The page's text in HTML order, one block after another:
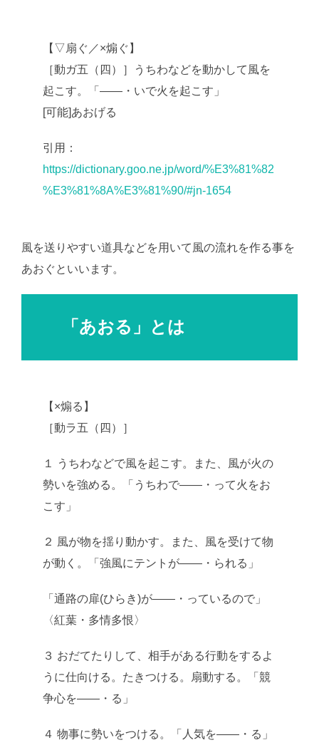
【▽扇ぐ／×煽ぐ】
［動ガ五（四）］うちわなどを動かして風を
起こす。「――・いで火を起こす」
[可能]あおげる
引用：
https://dictionary.goo.ne.jp/word/%E3%81%82
%E3%81%8A%E3%81%90/#jn-1654
風を送りやすい道具などを用いて風の流れを作る事を
あおぐといいます。
「あおる」とは
【×煽る】
［動ラ五（四）］
１ うちわなどで風を起こす。また、風が火の
勢いを強める。「うちわで――・って火をお
こす」
２ 風が物を揺り動かす。また、風を受けて物
が動く。「強風にテントが――・られる」
「通路の扉(ひらき)が――・っているので」
〈紅葉・多情多恨〉
３ おだてたりして、相手がある行動をするよ
うに仕向ける。たきつける。扇動する。「競
争心を――・る」
４ 物事に勢いをつける。「人気を――・る」